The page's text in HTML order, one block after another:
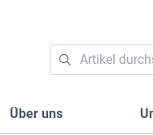
Über uns